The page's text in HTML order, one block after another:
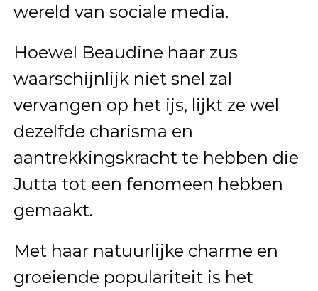
wereld van sociale media.
Hoewel Beaudine haar zus
waarschijnlijk niet snel zal
vervangen op het ijs, lijkt ze wel
dezelfde charisma en
aantrekkingskracht te hebben die
Jutta tot een fenomeen hebben
gemaakt.
Met haar natuurlijke charme en
groeiende populariteit is het